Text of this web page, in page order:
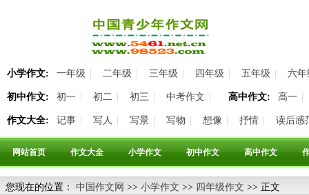
小学作文: 一年级 二年级 三年级 四年级 五年级 六年
初中作文: 初一 初二 初三 中考作文 高中作文: 高一
作文大全: 记事 写人 写景 写物 想像 抒情 读后感
网站首页 作文大全 小学作文 初中作文 高中作文
您现在的位置： 中国作文网 >> 小学作文 >> 四年级作文 >> 正文